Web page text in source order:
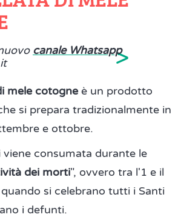
canale Whatsapp>
mele cotogneè un prodotto
si prepara tradizionalmente in
e ottobre.
consumata durante le
dei morti", ovvero tra l'1 e il
si celebrano tutti i Santi
i defunti.